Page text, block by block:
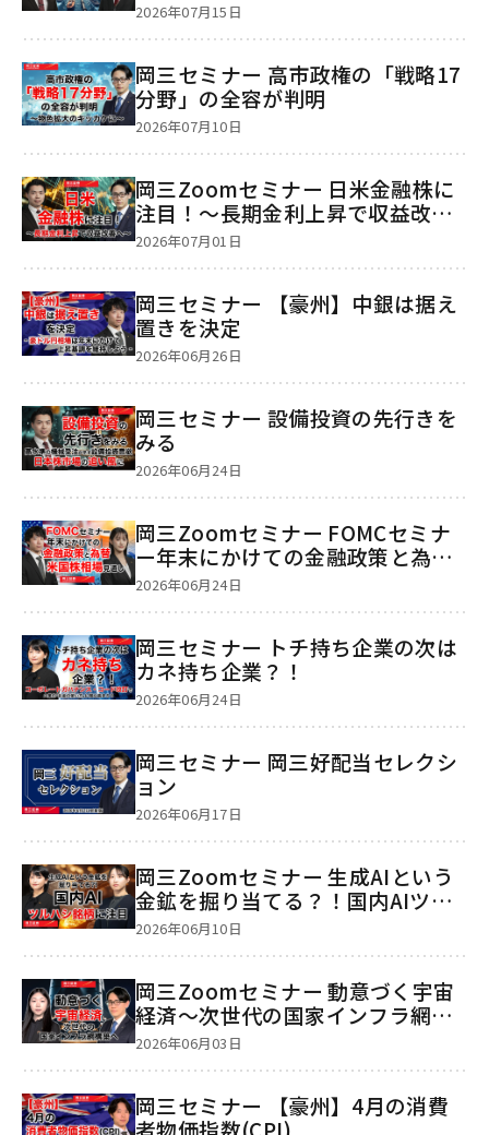
2026年07月15日
2026年07月10日
岡三セミナー 高市政権の「戦略17
分野」の全容が判明
2026年07月01日
岡三Zoomセミナー 日米金融株に
注目！～長期金利上昇で収益改善
へ～
2026年06月26日
岡三セミナー 【豪州】中銀は据え
置きを決定
2026年06月24日
岡三セミナー 設備投資の先行きを
みる
2026年06月24日
岡三Zoomセミナー FOMCセミナ
ー年末にかけての金融政策と為
替、米国株相場見通し
2026年06月24日
岡三セミナー トチ持ち企業の次は
カネ持ち企業？！
2026年06月17日
岡三セミナー 岡三好配当セレクシ
ョン
2026年06月10日
岡三Zoomセミナー 生成AIという
金鉱を掘り当てる？！国内AIツル
ハシ銘柄に注目
2026年06月03日
岡三Zoomセミナー 動意づく宇宙
経済～次世代の国家インフラ網構
築へ～
岡三セミナー 【豪州】4月の消費